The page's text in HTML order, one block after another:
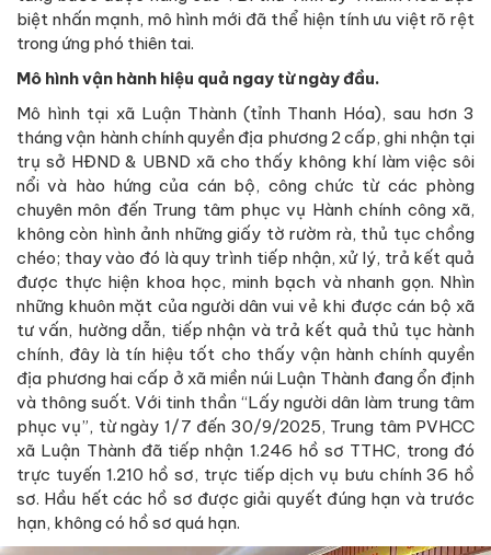
biệt nhấn mạnh, mô hình mới đã thể hiện tính ưu việt rõ rệt
trong ứng phó thiên tai.
Mô hình vận hành hiệu quả ngay từ ngày đầu.
Mô hình tại xã Luận Thành (tỉnh Thanh Hóa), sau hơn 3
tháng vận hành chính quyền địa phương 2 cấp, ghi nhận tại
trụ sở HĐND & UBND xã cho thấy không khí làm việc sôi
nổi và hào hứng của cán bộ, công chức từ các phòng
chuyên môn đến Trung tâm phục vụ Hành chính công xã,
không còn hình ảnh những giấy tờ rườm rà, thủ tục chồng
chéo; thay vào đó là quy trình tiếp nhận, xử lý, trả kết quả
được thực hiện khoa học, minh bạch và nhanh gọn. Nhìn
những khuôn mặt của người dân vui vẻ khi được cán bộ xã
tư vấn, hường dẫn, tiếp nhận và trả kết quả thủ tục hành
chính, đây là tín hiệu tốt cho thấy vận hành chính quyền
địa phương hai cấp ở xã miền núi Luận Thành đang ổn định
và thông suốt. Với tinh thần “Lấy người dân làm trung tâm
phục vụ”, từ ngày 1/7 đến 30/9/2025, Trung tâm PVHCC
xã Luận Thành đã tiếp nhận 1.246 hồ sơ TTHC, trong đó
trực tuyến 1.210 hồ sơ, trực tiếp dịch vụ bưu chính 36 hồ
sơ. Hầu hết các hồ sơ được giải quyết đúng hạn và trước
hạn, không có hồ sơ quá hạn.